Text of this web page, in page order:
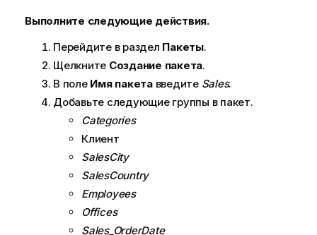
Выполните следующие действия.
Перейдите в раздел Пакеты.
Щелкните Создание пакета.
В поле Имя пакетавведите Sales.
Добавьте следующие группы в пакет.
Categories
Клиент
SalesCity
SalesCountry
Employees
Offices
Sales_OrderDate